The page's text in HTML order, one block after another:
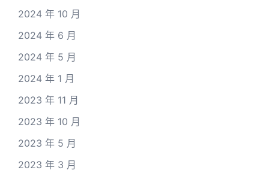
2024 年 10 月
2024 年 6 月
2024 年 5 月
2024 年 1 月
2023 年 11 月
2023 年 10 月
2023 年 5 月
2023 年 3 月